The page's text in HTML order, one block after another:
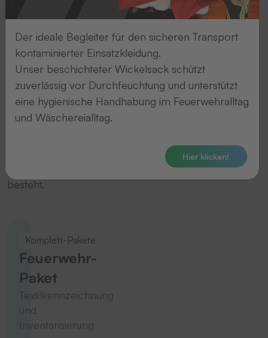
Paketen,
die
beispielsweise
aus
einem
Thermotransferdrucker,
einer
besteht.
Komplett-Pakete
Feuerwehr-
Paket
Textilkennzeichnung
und
Inventarisierung
Der ideale Begleiter für den sicheren Transport
kontaminierter Einsatzkleidung.
Unser beschichteter Wickelsack schützt
zuverlässig vor Durchfeuchtung und unterstützt
eine hygienische Handhabung im Feuerwehralltag
und Wäschereialltag.
Hier klicken!